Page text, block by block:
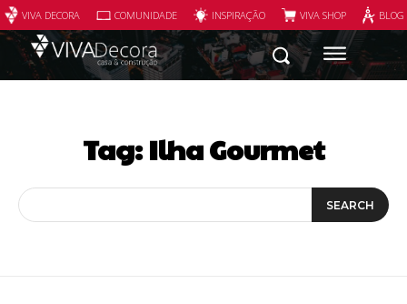
VIVA DECORA COMUNIDADE INSPIRAÇÃO VIVA SHOP
Tag:Ilha Gourmet
SEARCH